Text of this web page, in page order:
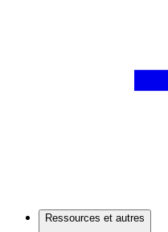
Ressources et autres